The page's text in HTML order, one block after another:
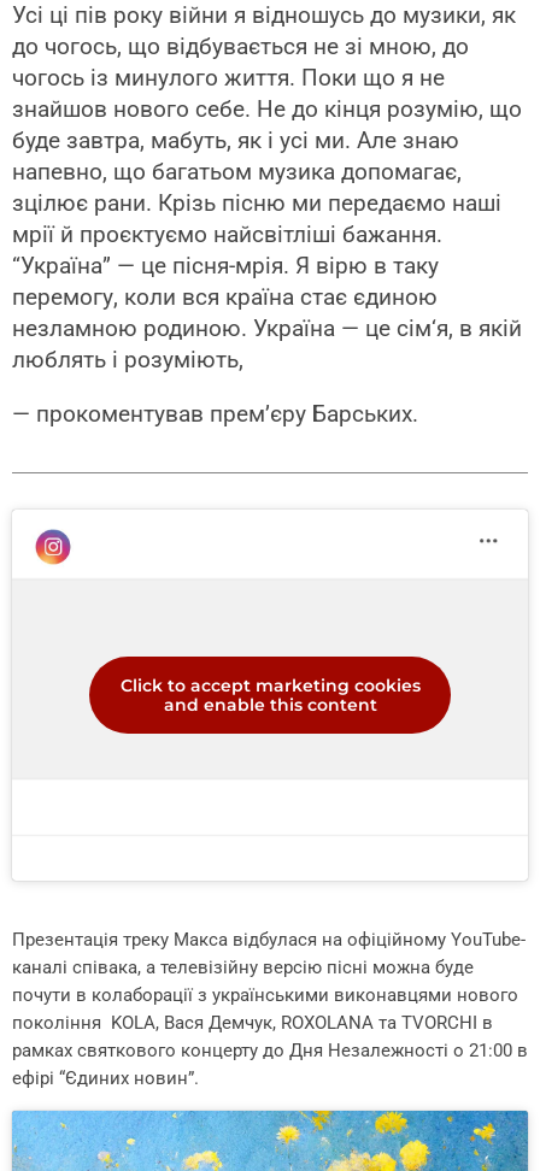
Усі ці пів року війни я відношусь до музики, як
до чогось, що відбувається не зі мною, до
чогось із минулого життя. Поки що я не
знайшов нового себе. Не до кінця розумію, що
буде завтра, мабуть, як і усі ми. Але знаю
напевно, що багатьом музика допомагає,
зцілює рани. Крізь пісню ми передаємо наші
мрії й проєктуємо найсвітліші бажання.
“Україна” — це пісня-мрія. Я вірю в таку
перемогу, коли вся країна стає єдиною
незламною родиною. Україна — це сім‘я, в якій
люблять і розуміють,
— прокоментував прем’єру Барських.
Click to accept marketing cookies
and enable this content
Презентація треку Макса відбулася на офіційному YouTube-
каналі співака, а телевізійну версію пісні можна буде
почути в колаборації з українськими виконавцями нового
покоління KOLA, Вася Демчук, ROXOLANA та TVORCHI в
рамках святкового концерту до Дня Незалежності о 21:00 в
ефірі “Єдиних новин”.